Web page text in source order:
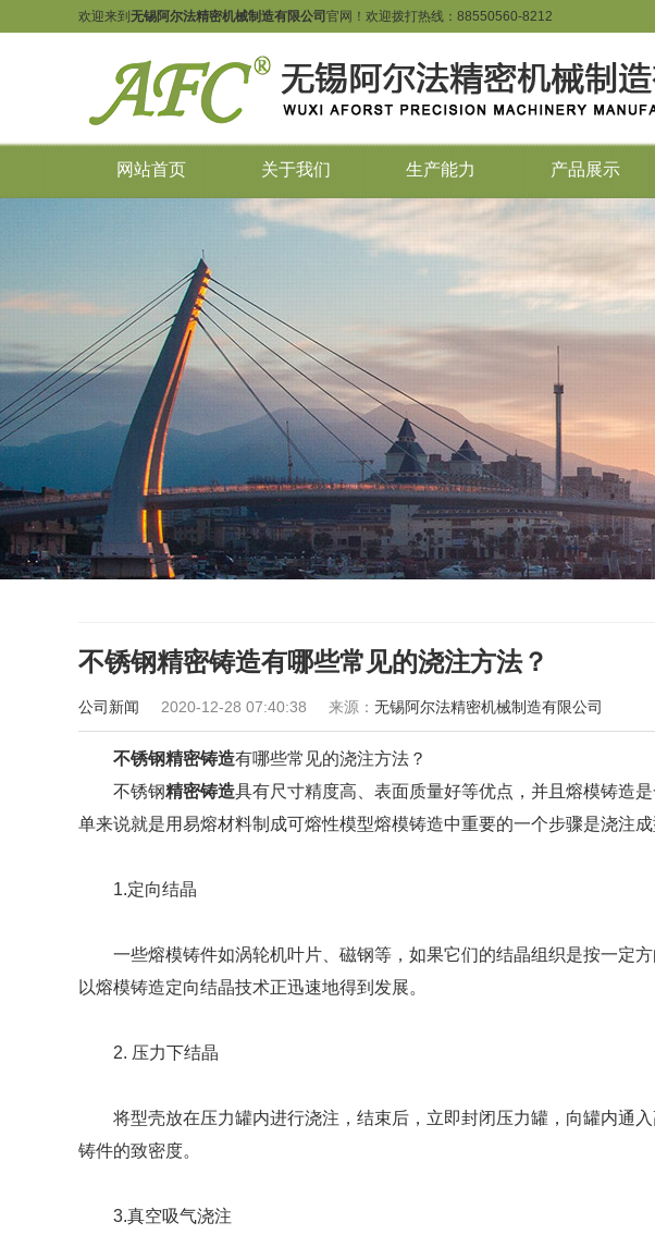
欢迎来到 无锡阿尔法精密机械制造有限公司 官网！欢迎拨打热线： 88550560-8212
网站首页 关于我们 生产能力 产品展示
不锈钢精密铸造有哪些常见的浇注方法？
公司新闻 2020-12-28 07:40:38 来源： 无锡阿尔法精密机械制造有限公司
不锈钢精密铸造有哪些常见的浇注方法？
不锈钢精密铸造具有尺寸精度高、表面质量好等优点，并且熔模铸造
单来说就是用易熔材料制成可熔性模型熔模铸造中重要的一个步骤是浇注
1.定向结晶
一些熔模铸件如涡轮机叶片、磁钢等，如果它们的结晶组织是按一定
以熔模铸造定向结晶技术正迅速地得到发展。
2. 压力下结晶
将型壳放在压力罐内进行浇注，结束后，立即封闭压力罐，向罐内通
铸件的致密度。
3.真空吸气浇注